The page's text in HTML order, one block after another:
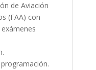
de Aviación
(FAA) con